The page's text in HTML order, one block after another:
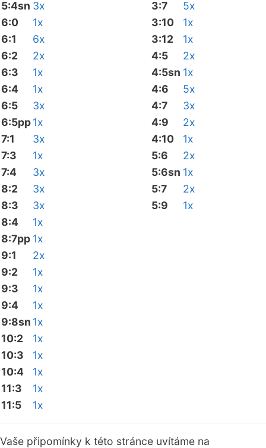
5:4sn 3x
6:0
1x
6:1
6x
6:2
2x
6:3
1x
6:4
1x
6:5
3x
6:5pp1x
7:1
3x
7:3
1x
7:4
3x
8:2
3x
8:3
3x
8:4
1x
8:7pp 1x
9:1
2x
9:2
1x
9:3
1x
9:4
1x
9:8sn 1x
10:2
1x
10:3
1x
10:4
1x
11:3
1x
11:5
1x
3:7
5x
3:10
1x
3:12
1x
4:5
2x
4:5sn 1x
4:6
5x
4:7
3x
4:9
2x
4:10
1x
5:6
2x
5:6sn 1x
5:7
2x
5:9
1x
Vaše připomínky k této stránce uvítáme na